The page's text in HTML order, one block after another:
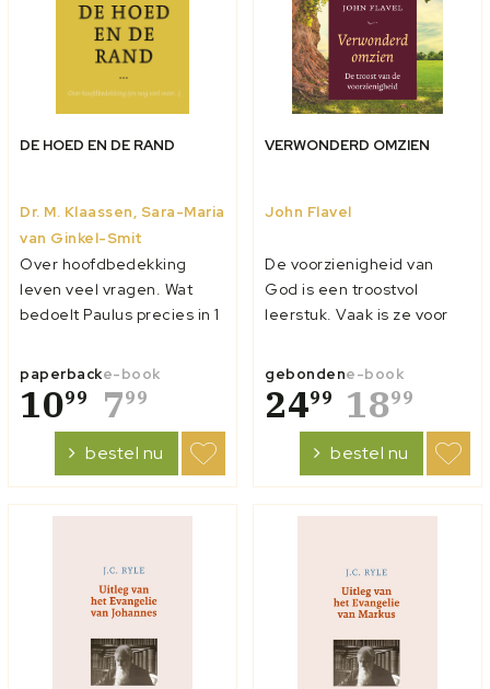
DE HOED EN DE RAND
Dr. M. Klaassen, Sara-Maria
van Ginkel-Smit
Over hoofdbedekking
leven veel vragen. Wat
bedoelt Paulus precies in 1
betekent dat voor ons
vandaag? Daarom
schreven ds. Klaassen en
toegangelijke boekje.
Hierbij gaan ze niet alleen
in op de betekenis van 1
paperback
1099
e-book
799
bestel nu
VERWONDERD OMZIEN
John Flavel
De voorzienigheid van
God is een troostvol
leerstuk. Vaak is ze voor
onbegrijpelijk. Maar John
Flavel roept zijn lezers op
om terug te kijken op hun
leven en Gods hand te
zien in hun geboorte,
opvoeding, bekering,
bewaring, uitre...
gebonden
2499
e-book
1899
bestel nu